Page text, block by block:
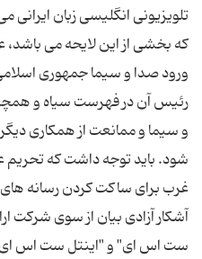
تلویزیونی انگلیسی ‌زبان
که بخشی از این لایحه می
ورود صدا و سیما جمهوری
رئیس آن در فهرست سیاه و
و سیما و ممانعت از همکاری
‌شود. باید توجه داشت که تحریم
غرب برای ساکت کردن رسانه
آشکار آزادی بیان از سوی شرکت
‌ست اس ‌ای" و "اینتل‌ ست اس